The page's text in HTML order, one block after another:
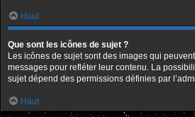
Haut
Que sont les icônes de sujet ?
Les icônes de sujet sont des images qui
messages pour refléter leur contenu. La
sujet dépend des permissions définies par
Haut